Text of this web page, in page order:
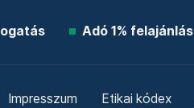
Adó 1% felajánlás
Impresszum Etikai kódex